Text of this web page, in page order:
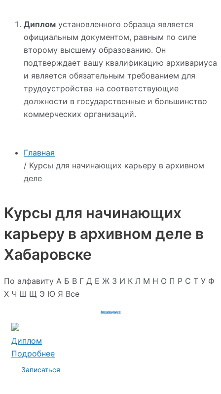
Главная
/ Курсы для начинающих карьеру в архивном
деле
Курсы для начинающих
карьеру в архивном деле в
Хабаровске
По алфавиту А Б В Г Д Е Ж З И К Л М Н О П Р С Т У Ф
Х Ч Ш Щ Э Ю Я Все
Архивариус
Диплом
Подробнее
Записаться
Диплом установленного образца является
официальным документом, равным по силе
второму высшему образованию. Он
подтверждает вашу квалификацию архивариуса
и является обязательным требованием для
трудоустройства на соответствующие
должности в государственные и большинство
коммерческих организаций.